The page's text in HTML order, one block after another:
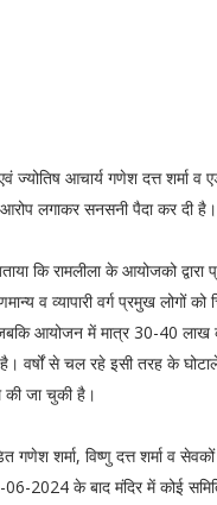
ज्योतिष आचार्य गणेश दत्त शर्मा
लगाकर सनसनी पैदा कर दी है।
कि रामलीला के आयोजको द्वारा
व्यापारी वर्ग प्रमुख लोगों को
आयोजन में मात्र 30-40 लाख
वर्षों से चल रहे इसी तरह के
की जा चुकी है।
शर्मा, विष्णु दत्त शर्मा व
2024 के बाद मंदिर में कोई